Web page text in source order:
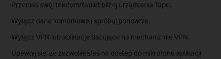
·Przenieś swój telefom/tablet bliżej urządzenia Tapo.
·Wyłącz dane komórkowe i spróbuj ponownie.
·Wyłącz VPN lub aplikacje bazujące na mechanizmie VPN.
·Upewnij się, że zezwoliłeś/aś na dostęp do mikrofonu aplikacji